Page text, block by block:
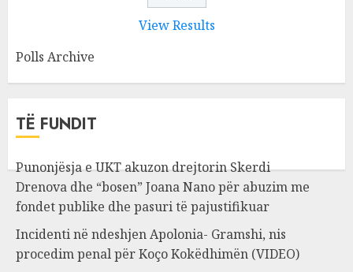
View Results
Polls Archive
TË FUNDIT
Punonjësja e UKT akuzon drejtorin Skerdi
Drenova dhe “bosen” Joana Nano për abuzim me
fondet publike dhe pasuri të pajustifikuar
Incidenti në ndeshjen Apolonia- Gramshi, nis
procedim penal për Koço Kokëdhimën (VIDEO)